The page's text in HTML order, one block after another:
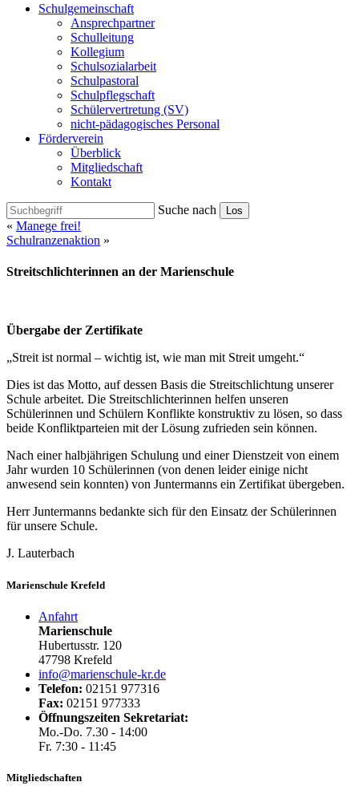
Schulgemeinschaft
Ansprechpartner
Schulleitung
Kollegium
Schulsozialarbeit
Schulpastoral
Schulpflegschaft
Schülervertretung (SV)
nicht-pädagogisches Personal
Förderverein
Überblick
Mitgliedschaft
Kontakt
Suche nach Los
« Manege frei!
Schulranzenaktion »
Streitschlichterinnen an der Marienschule
Übergabe der Zertifikate
„Streit ist normal – wichtig ist, wie man mit Streit umgeht.“
Dies ist das Motto, auf dessen Basis die Streitschlichtung unserer
Schule arbeitet. Die Streitschlichterinnen helfen unseren
Schülerinnen und Schülern Konflikte konstruktiv zu lösen, so dass
beide Konfliktparteien mit der Lösung zufrieden sein können.
Nach einer halbjährigen Schulung und einer Dienstzeit von einem
Jahr wurden 10 Schülerinnen (von denen leider einige nicht
anwesend sein konnten) von Juntermanns ein Zertifikat übergeben.
Herr Juntermanns bedankte sich für den Einsatz der Schülerinnen
für unsere Schule.
J. Lauterbach
Marienschule Krefeld
Anfahrt
Marienschule
Hubertusstr. 120
47798 Krefeld
info@marienschule-kr.de
Telefon: 02151 977316
Fax: 02151 977333
Öffnungszeiten Sekretariat:
Mo.-Do. 7.30 - 14:00
Fr. 7:30 - 11:45
Mitgliedschaften